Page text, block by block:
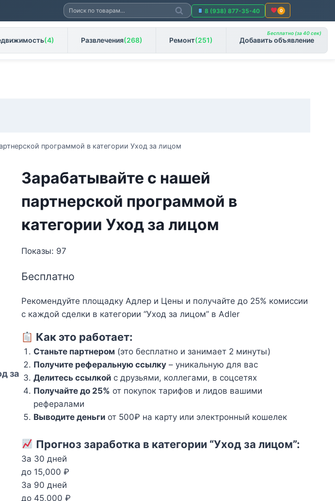
Искать:
Поиск
8 (938) 877-35-40 0
(4) Развлечения(268) Ремонт(251) Добавить объявление
Бесплатно (за 40 сек)
программой в категории Уход за лицом
Зарабатывайте с нашей
партнерской программой в
категории Уход за лицом
Показы: 97
Бесплатно
Рекомендуйте площадку Адлер и Цены и получайте до 25% комиссии
с каждой сделки в категории “Уход за лицом” в Adler
Как это работает:
Станьте партнером (это бесплатно и занимает 2 минуты)
Получите реферальную ссылку – уникальную для вас
Делитесь ссылкой с друзьями, коллегами, в соцсетях
Получайте до 25% от покупок тарифов и лидов вашими
рефералами
Выводите деньги от 500₽ на карту или электронный кошелек
Прогноз заработка в категории “Уход за лицом”:
За 30 дней
до 15,000 ₽
За 90 дней
до 45,000 ₽
за